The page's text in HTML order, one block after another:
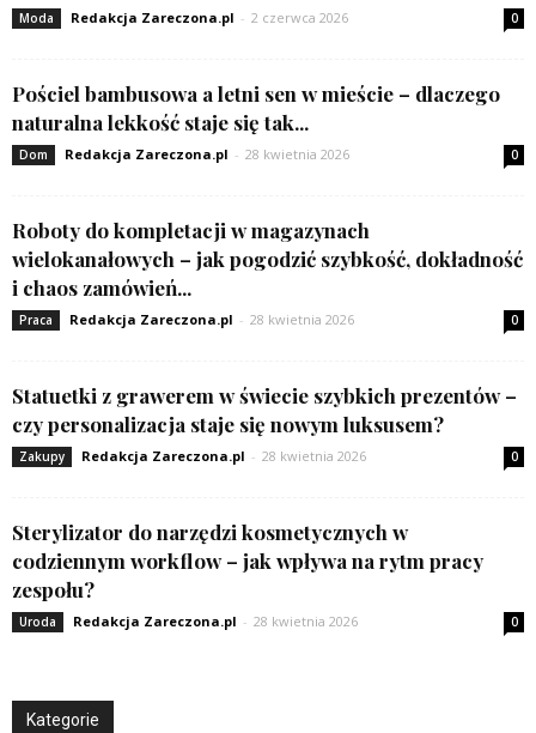
Moda Redakcja Zareczona.pl - 2 czerwca 2026 0
Pościel bambusowa a letni sen w mieście – dlaczego
naturalna lekkość staje się tak...
Dom Redakcja Zareczona.pl - 28 kwietnia 2026 0
Roboty do kompletacji w magazynach
wielokanałowych – jak pogodzić szybkość, dokładność
i chaos zamówień...
Praca Redakcja Zareczona.pl - 28 kwietnia 2026 0
Statuetki z grawerem w świecie szybkich prezentów –
czy personalizacja staje się nowym luksusem?
Zakupy Redakcja Zareczona.pl - 28 kwietnia 2026 0
Sterylizator do narzędzi kosmetycznych w
codziennym workflow – jak wpływa na rytm pracy
zespołu?
Uroda Redakcja Zareczona.pl - 28 kwietnia 2026 0
Kategorie